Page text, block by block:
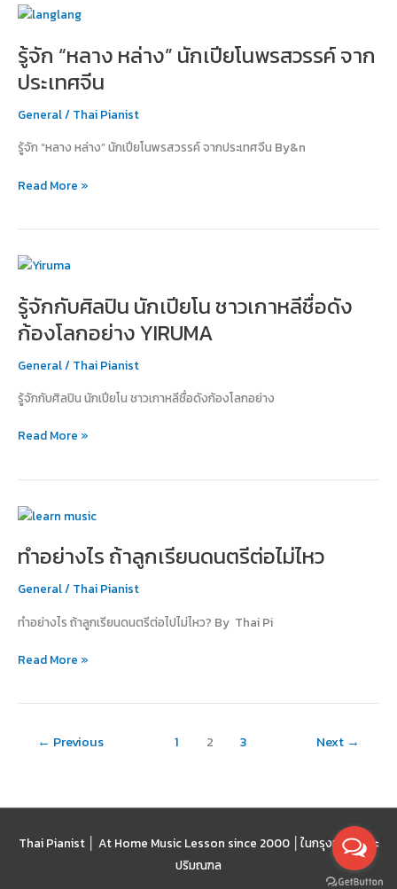
ลิ
รู้จัก “หลาง หล่าง” นักเปียโนพรสวรรค์ จาก
ประเทศจีน
General/ Thai Pianist
รู้จัก “หลาง หล่าง” นักเปียโนพรสวรรค์ จากประเทศจีน By&n
รู้จัก
หล่าง”
นัก
เปีย
โน
จาก
จีน
Read More »
รู้จักกับศิลปิน นักเปียโน ชาวเกาหลีชื่อดัง
ก้องโลกอย่าง YIRUMA
General/ Thai Pianist
รู้จักกับศิลปิน นักเปียโน ชาวเกาหลีชื่อดังก้องโลกอย่าง
รู้จัก
ศิลปิน
นัก
เปีย
โน
เกาหลี
ดัง
โลก
YIRUMA
Read More »
ทำอย่างไร ถ้าลูกเรียนดนตรีต่อไม่ไหว
General/ Thai Pianist
ทำอย่างไร ถ้าลูกเรียนดนตรีต่อไปไม่ไหว? By Thai Pi
ทำ
ถ้า
เรียน
ต่อ
ไหว
Read More »
← Previous 1 2 3 Next →
Thai Pianist │ At Home Music Lesson since 2000 │ ในกรุงเทพฯ และ
ปริมณฑล